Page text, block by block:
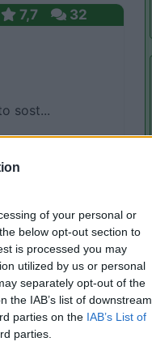
of your personal or
below opt-out section to
is processed you may
utilized by us or personal
separately opt-out of the
the IAB’s list of downstream
parties on the IAB’s List of
parties.
7,7 32
sost...
nel...